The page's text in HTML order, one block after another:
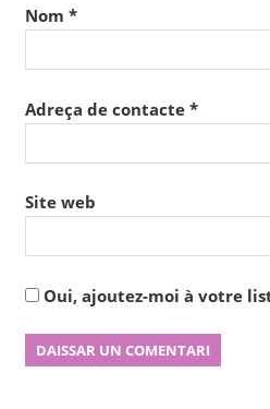
Nom *
Adreça de contacte *
Site web
Oui, ajoutez-moi à votre